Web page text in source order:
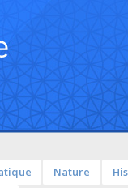
Nature